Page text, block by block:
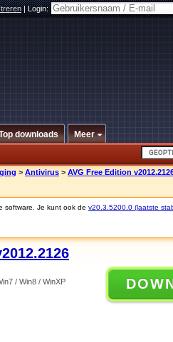
|Login:
downloads Meer
> Antivirus > AVG Free Edition
software. Je kunt ook de v20.3.5200.0 (laatste
/ Win8 / WinXP